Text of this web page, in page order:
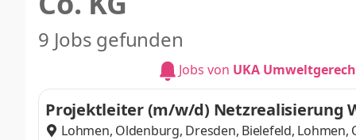
9 Jobs gefunden
Jobs von UKA
Projektleiter (m/w/d) Netzrealisierung
Lohmen, Oldenburg, Dresden, Bielefeld, Lohmen,